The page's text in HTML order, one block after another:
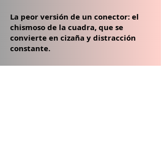
puede establecer metas claras y
medibles. Al alinear las relaciones
interpersonales con los objetivos
empresariales, se garantiza un
equilibrio adecuado.
La peor versión de un conector: el
chismoso de la cuadra, que se
convierte en cizaña y distracción
constante.